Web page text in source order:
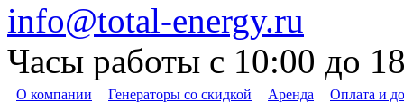
info@total-energy.ru
Часы работы с 10:00 до
О компании Генераторы со скидкой Аренда
Оплата и